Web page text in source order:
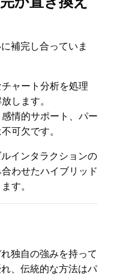
補完し合っていま
チャート分析を処理
します。
感情的サポート、パー
可欠です。
インタラクションの
わせたハイブリッド
す。
独自の強みを持って
、伝統的な方法はパ